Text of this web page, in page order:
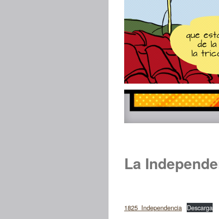
La
1825_Independencia Descarga